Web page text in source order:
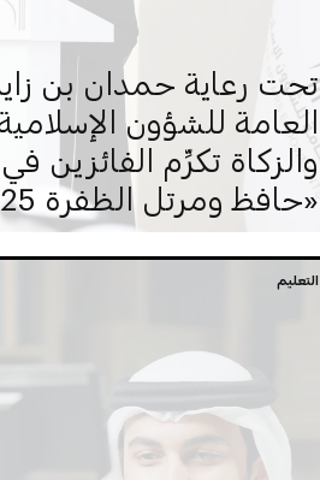
تحت رعاية حمدان بن
العامة للشؤون
والزكاة تكرِّم الفائزين
«حافظ ومرتل الظفرة 2025»
التعليم